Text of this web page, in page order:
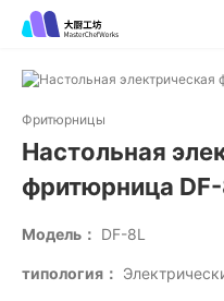
Фритюрницы
Настольная
фритюрница
Модель： DF-8L
типология：